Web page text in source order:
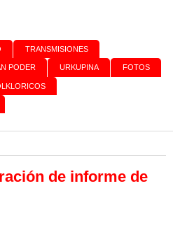
TRANSMISIONES
PODER URKUPINA FOTOS
de informe de